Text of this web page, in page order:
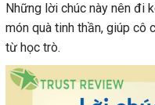
Những lời chúc này nên đi
món quà tinh thần, giúp cô
từ học trò.